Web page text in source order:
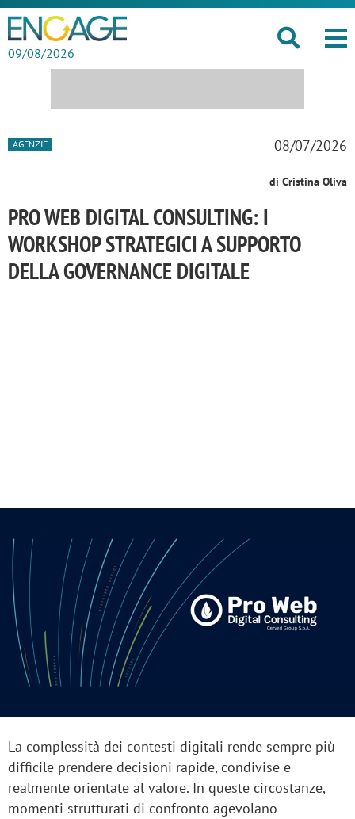
09/08/2026
AGENZIE 08/07/2026
di Cristina Oliva
PRO WEB DIGITAL CONSULTING: I
WORKSHOP STRATEGICI A SUPPORTO
DELLA GOVERNANCE DIGITALE
La complessità dei contesti digitali rende sempre più
difficile prendere decisioni rapide, condivise e
realmente orientate al valore. In queste circostanze,
momenti strutturati di confronto agevolano